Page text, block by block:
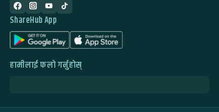
ShareHub App
हामीलाई फलो गर्नुहोस्